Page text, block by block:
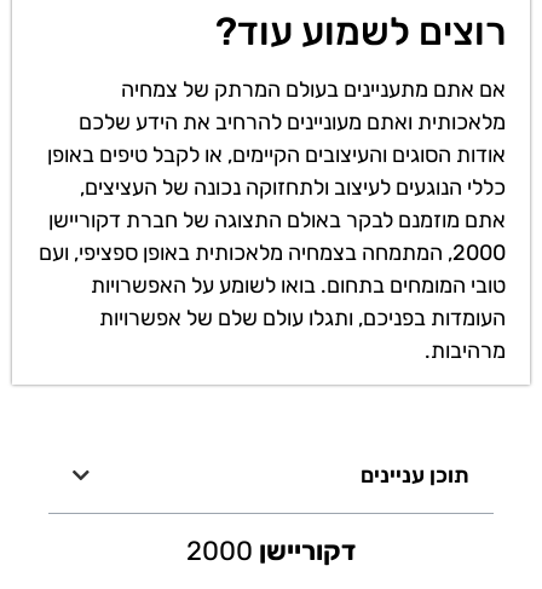
רוצים לשמוע עוד?
אם אתם מתעניינים בעולם המרתק של צמחיה
מלאכותית ואתם מעוניינים להרחיב את הידע שלכם
אודות הסוגים והעיצובים הקיימים, או לקבל טיפים באופן
כללי הנוגעים לעיצוב ולתחזוקה נכונה של העציצים,
אתם מוזמנם לבקר באולם התצוגה של חברת דקוריישן
2000, המתמחה בצמחיה מלאכותית באופן ספציפי, ועם
טובי המומחים בתחום. בואו לשומע על האפשרויות
העומדות בפניכם, ותגלו עולם שלם של אפשרויות
מרהיבות.
תוכן עניינים
דקוריישן 2000